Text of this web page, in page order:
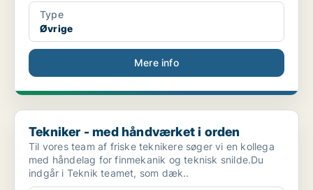
Type
Øvrige
Mere info
Tekniker - med håndværket i orden
Tekniker - med håndværket i orden
Til vores team af friske teknikere søger vi en kollega
med håndelag for finmekanik og teknisk snilde.Du
indgår i Teknik teamet, som dæk..